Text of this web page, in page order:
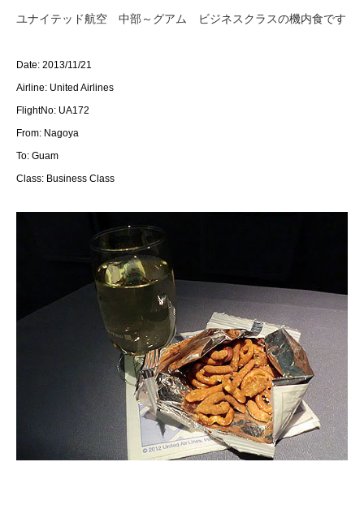
ユナイテッド航空 中部～グアム ビジネスクラスの機内食です
Date: 2013/11/21
Airline: United Airlines
FlightNo: UA172
From: Nagoya
To: Guam
Class: Business Class